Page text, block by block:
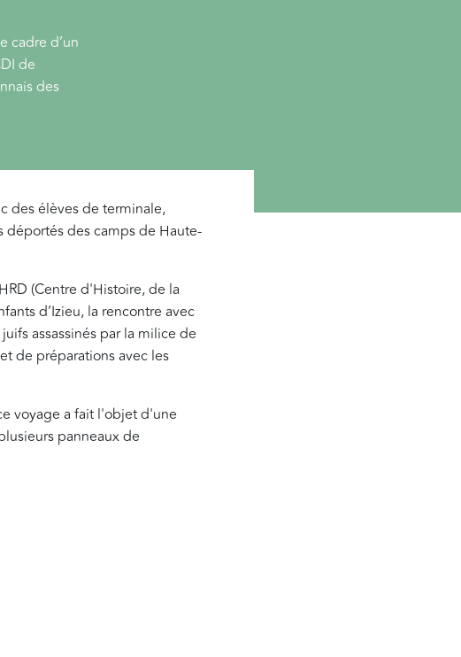
cadre d’un
de
des
des élèves de terminale,
déportés des camps de Haute-
(Centre d'Histoire, de la
d’Izieu, la rencontre avec
assassinés par la milice de
de préparations avec les
voyage a fait l'objet d'une
panneaux de